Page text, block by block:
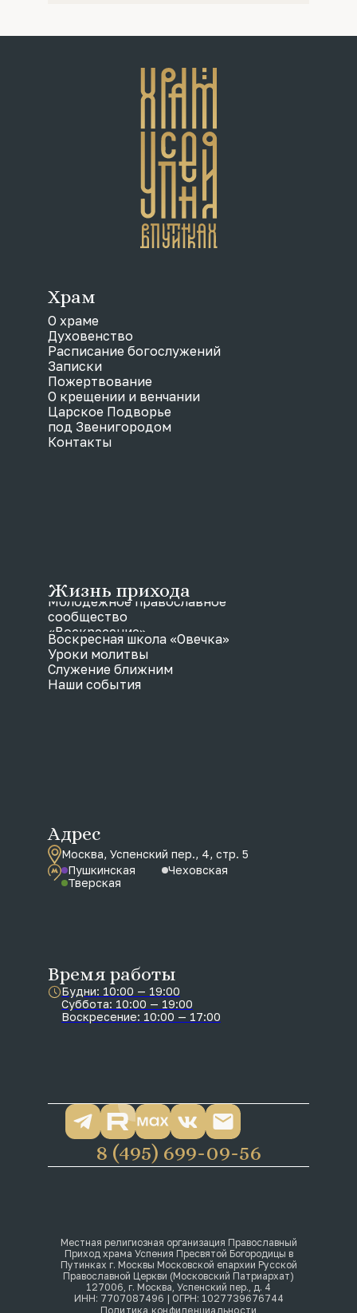
Местная религиозная организация Православный
Приход храма Успения Пресвятой Богородицы в
Путинках г. Москвы Московской епархии Русской
Православной Церкви (Московский Патриархат)
127006, г. Москва, Успенский пер., д. 4
ИНН: 7707087496 | ОГРН: 1027739676744
Политика конфиденциальности
8 (495) 699-09-56
Адрес
Москва, Успенский пер., 4, стр. 5
Пушкинская
Чеховская
Тверская
Время работы
Будни: 10:00 — 19:00
Суббота: 10:00 — 19:00
Воскресение: 10:00 — 17:00
Храм
О храме
Духовенство
Расписание богослужений
Записки
Пожертвование
О крещении и венчании
Царское Подворье
под Звенигородом
Контакты
Жизнь прихода
Молодежное православное
сообщество
«Воскресение»
Воскресная школа «Овечка»
Уроки молитвы
Служение ближним
Наши события